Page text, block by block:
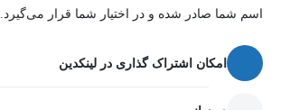
اسم شما صادر شده و در اختیار شما قرار می‌گیرد.
امکان اشتراک گذاری در لینکدین